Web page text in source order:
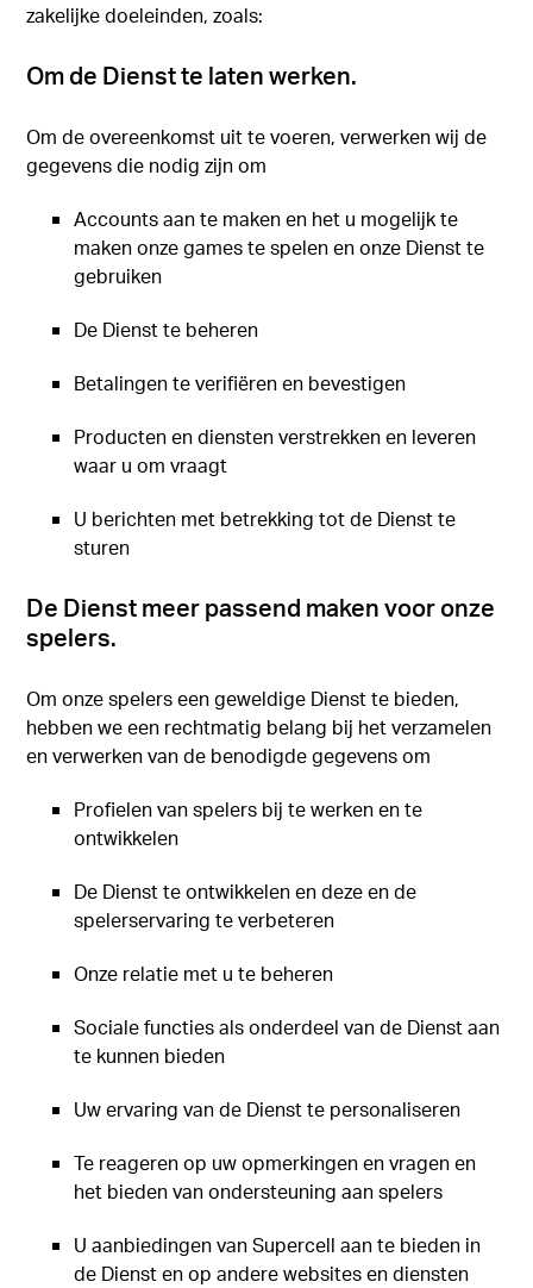
zakelijke doeleinden, zoals:
Om de Dienst te laten werken.
Om de overeenkomst uit te voeren, verwerken wij de
gegevens die nodig zijn om
Accounts aan te maken en het u mogelijk te
maken onze games te spelen en onze Dienst te
gebruiken
De Dienst te beheren
Betalingen te verifiëren en bevestigen
Producten en diensten verstrekken en leveren
waar u om vraagt
U berichten met betrekking tot de Dienst te
sturen
De Dienst meer passend maken voor onze
spelers.
Om onze spelers een geweldige Dienst te bieden,
hebben we een rechtmatig belang bij het verzamelen
en verwerken van de benodigde gegevens om
Profielen van spelers bij te werken en te
ontwikkelen
De Dienst te ontwikkelen en deze en de
spelerservaring te verbeteren
Onze relatie met u te beheren
Sociale functies als onderdeel van de Dienst aan
te kunnen bieden
Uw ervaring van de Dienst te personaliseren
Te reageren op uw opmerkingen en vragen en
het bieden van ondersteuning aan spelers
U aanbiedingen van Supercell aan te bieden in
de Dienst en op andere websites en diensten